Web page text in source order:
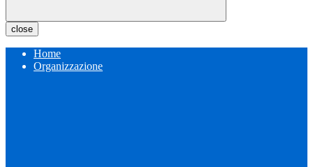
close
Home
Organizzazione